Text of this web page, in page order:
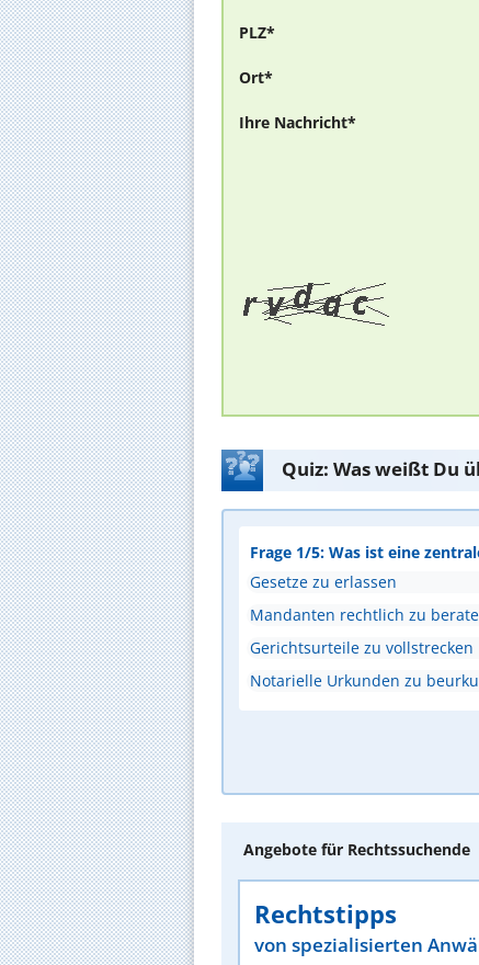
PLZ*
Ort*
Ihre Nachricht*
Quiz: Was weißt Du
Frage 1/5: Was ist eine
Gesetze zu erlassen
Mandanten rechtlich zu
Gerichtsurteile zu vollstrecken
Notarielle Urkunden zu
Angebote für Rechtssuchende
Rechtstipps
von spezialisierten